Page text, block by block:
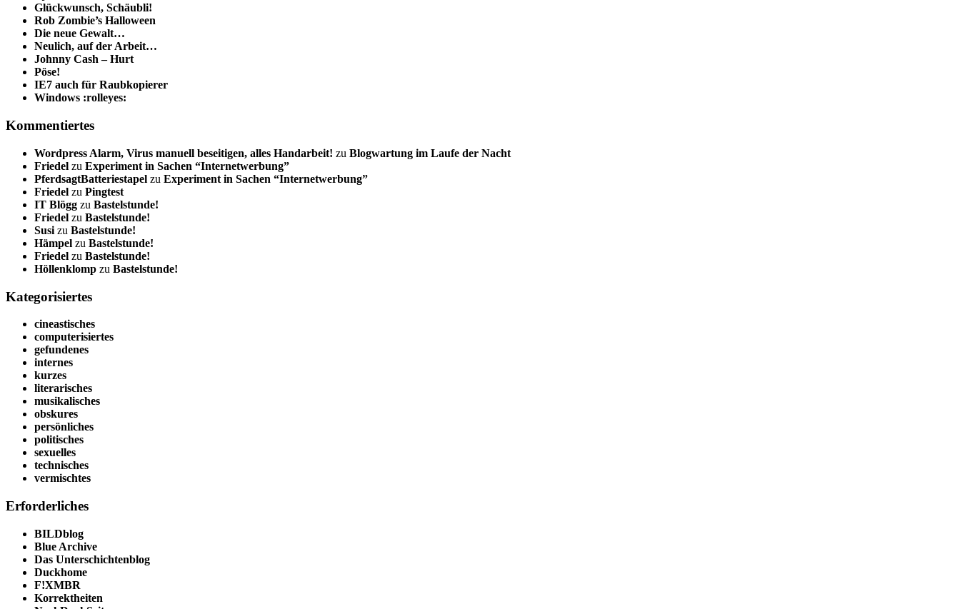
Glückwunsch, Schäubli!
Rob Zombie’s Halloween
Die neue Gewalt…
Neulich, auf der Arbeit…
Johnny Cash – Hurt
Pöse!
IE7 auch für Raubkopierer
Windows :rolleyes:
Kommentiertes
Wordpress Alarm, Virus manuell beseitigen, alles Handarbeit! zu Blogwartung im Laufe der Nacht
Friedel zu Experiment in Sachen “Internetwerbung”
PferdsagtBatteriestapel zu Experiment in Sachen “Internetwerbung”
Friedel zu Pingtest
IT Blögg zu Bastelstunde!
Friedel zu Bastelstunde!
Susi zu Bastelstunde!
Hämpel zu Bastelstunde!
Friedel zu Bastelstunde!
Höllenklomp zu Bastelstunde!
Kategorisiertes
cineastisches
computerisiertes
gefundenes
internes
kurzes
literarisches
musikalisches
obskures
persönliches
politisches
sexuelles
technisches
vermischtes
Erforderliches
BILDblog
Blue Archive
Das Unterschichtenblog
Duckhome
F!XMBR
Korrektheiten